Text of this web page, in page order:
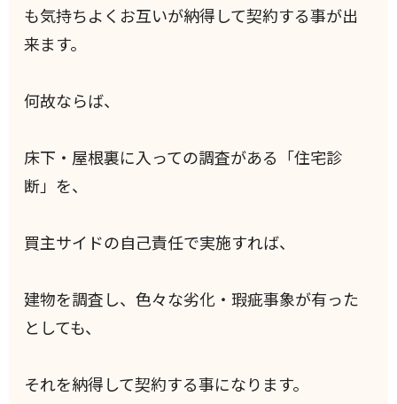
も気持ちよくお互いが納得して契約する事が出
来ます。
何故ならば、
床下・屋根裏に入っての調査がある「住宅診
断」を、
買主サイドの自己責任で実施すれば、
建物を調査し、色々な劣化・瑕疵事象が有った
としても、
それを納得して契約する事になります。